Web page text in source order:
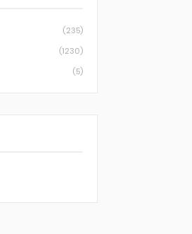
(235)
(1230)
(5)